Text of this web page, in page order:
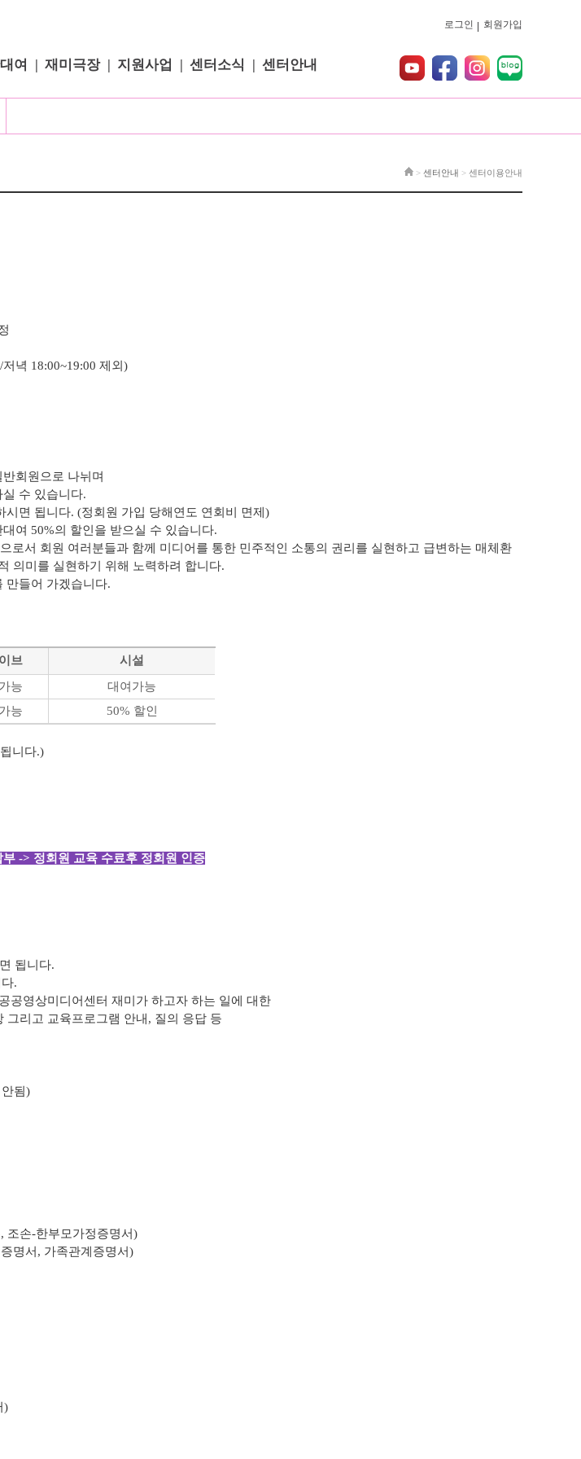
로그인 회원가입
여 재미극장 지원사업 센터소식 센터안내
> 센터안내 > 센터이용안내
녁 18:00~19:00 제외)
회원으로 나뉘며
수 있습니다.
면 됩니다. (정회원 가입 당해연도 연회비 면제)
여 50%의 할인을 받으실 수 있습니다.
로서 회원 여러분들과 함께 미디어를 통한 민주적인 소통의 권리를 실현하고 급변하는 매체환
의미를 실현하기 위해 노력하려 합니다.
만들어 가겠습니다.
브
시설
능
대여가능
능 50% 할인
니다.)
-> 정회원 교육 수료후 정회원 인증
됩니다.
.
공영상미디어센터 재미가 하고자 하는 일에 대한
그리고 교육프로그램 안내, 질의 응답 등
됨)
조손-한부모가정증명서)
명서, 가족관계증명서)
)